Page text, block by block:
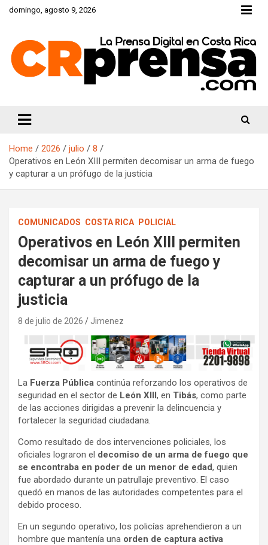
Skipdomingo, agosto 9, 2026
Home 2026 julio
8
Operativos en León XIII permiten decomisar un arma de fuego
y capturar a un prófugo de la justicia
COMUNICADOS COSTA RICA POLICIAL
Operativos en León XIII permiten
decomisar un arma de fuego y
capturar a un prófugo de la
justicia
8 de julio de 2026 Jimenez
La Fuerza Pública continúa reforzando los operativos de
seguridad en el sector de León XIII, en Tibás, como parte
de las acciones dirigidas a prevenir la delincuencia y
fortalecer la seguridad ciudadana.
Como resultado de dos intervenciones policiales, los
oficiales lograron el decomiso de un arma de fuego que
se encontraba en poder de un menor de edad, quien
fue abordado durante un patrullaje preventivo. El caso
quedó en manos de las autoridades competentes para el
debido proceso.
En un segundo operativo, los policías aprehendieron a un
hombre que mantenía una orden de captura activa